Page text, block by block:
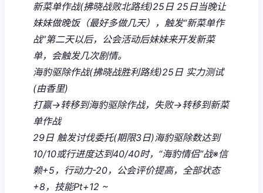
新菜单作战(拂晓战败北路线)25日 25日当晚让
妹妹做晚饭（最好多做几天），触发“新菜单作
战”第二天以后，公会活动后妹妹来开发新菜
单，会触发几次剧情。
海豹驱除作战(拂晓战胜利路线)25日 实力测试
(由香里)
打赢→转移到海豹驱除作战，失败→转移到新菜
单作战
29日 触发讨伐委托(期限3日)海豹驱除数达到
10/10或行进度达到40/40时，“海豹情侣”战※信
赖+5，行动力-20，公会评价提高，全部状态
+8，技能Pt+12 ~